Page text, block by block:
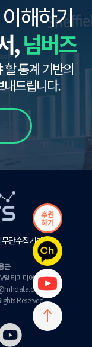
후원
하기
해하기
,넘버즈
할 통계 기반의
내드립니다.
단수집거부
근
멀티미디어센터 9층
Reserved.